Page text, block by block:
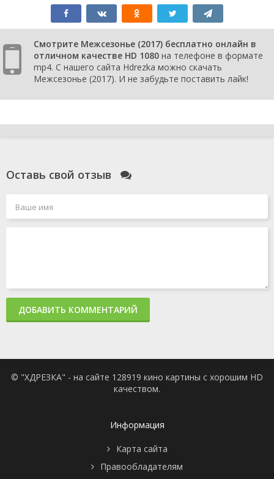
Смотрите Межсезонье (2017) бесплатно онлайн в
отличном качестве HD 1080 на телефоне в формате
mp4. С нашего сайта Hdrezka можно скачать
Межсезонье (2017). И не забудьте поставить лайк!
Оставь свой отзыв
ДОБАВИТЬ КОММЕНТАРИЙ
© "ХДРЕЗКА" - на сайте 128919 кино картины с хорошим HD
качеством.
Информация
Карта сайта
Правообладателям